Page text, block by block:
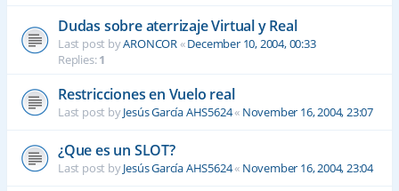
Dudas sobre aterrizaje Virtual y Real
Last post byARONCOR«December 10, 2004, 00:33
Replies:1
Restricciones en Vuelo real
Last post byJesús García AHS5624« November 16, 2004, 23:07
¿Que es un SLOT?
Last post byJesús García AHS5624« November 16, 2004, 23:04